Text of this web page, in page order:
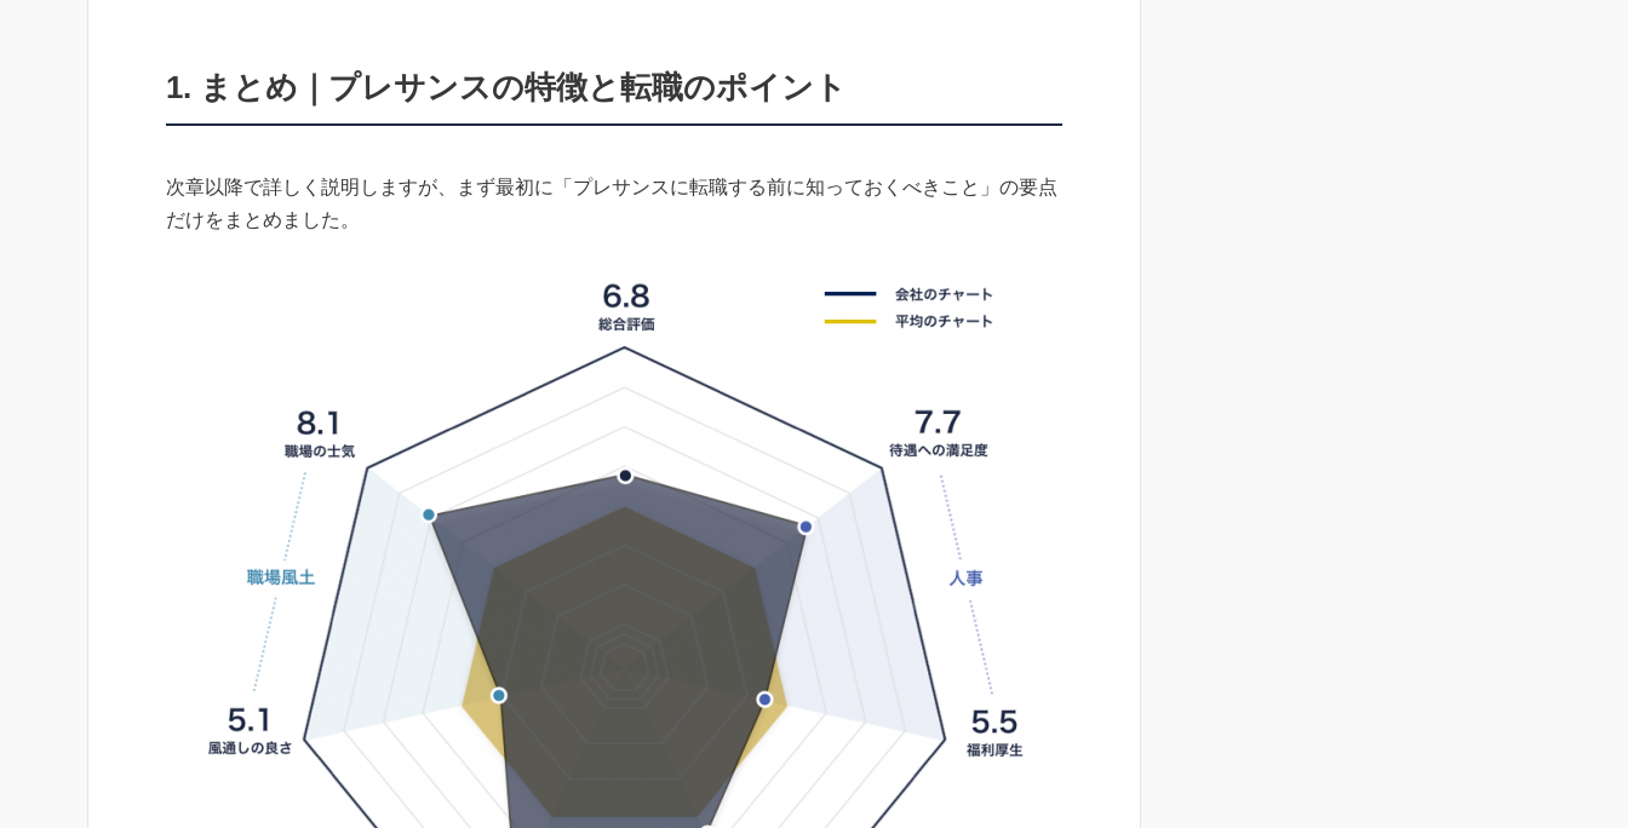
1. まとめ｜プレサンスの特徴と転職のポイント
次章以降で詳しく説明しますが、まず最初に「プレサンスに転職する前に知っておくべきこと」の要点
だけをまとめました。